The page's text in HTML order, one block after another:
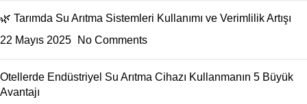
🌿 Tarımda Su Arıtma Sistemleri Kullanımı ve Verimlilik Artışı
22 Mayıs 2025
No Comments
Otellerde Endüstriyel Su Arıtma Cihazı Kullanmanın 5 Büyük
Avantajı